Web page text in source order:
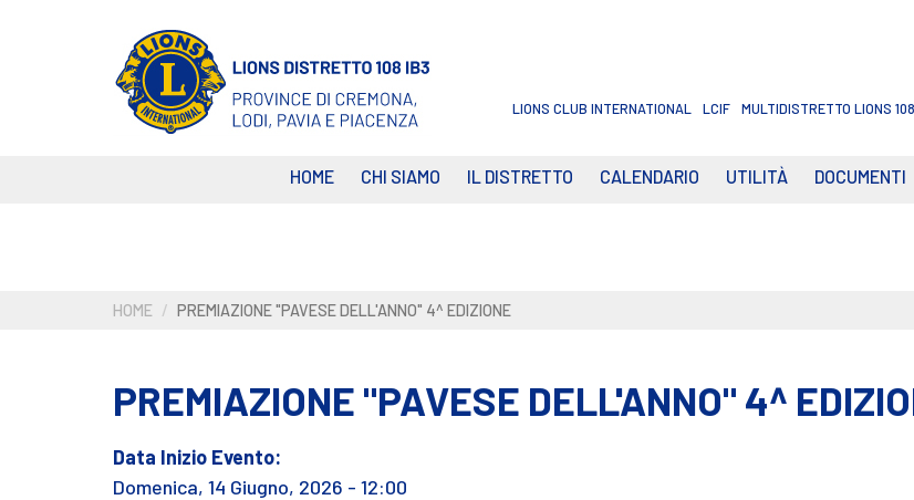
LIONS CLUB INTERNATIONAL LCIF MULTIDISTRETTO LIONS
HOME CHI SIAMO IL DISTRETTO CALENDARIO UTILITÀ DOCUMENTI
HOME PREMIAZIONE "PAVESE DELL'ANNO" 4^ EDIZIONE
PREMIAZIONE "PAVESE DELL'ANNO" 4^
Data Inizio Evento:
Domenica, 14 Giugno, 2026 - 12:00